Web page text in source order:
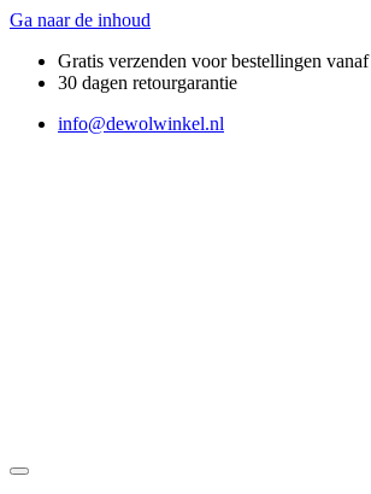
Ga naar de inhoud
Gratis verzenden voor bestellingen vanaf
30 dagen retourgarantie
info@dewolwinkel.nl